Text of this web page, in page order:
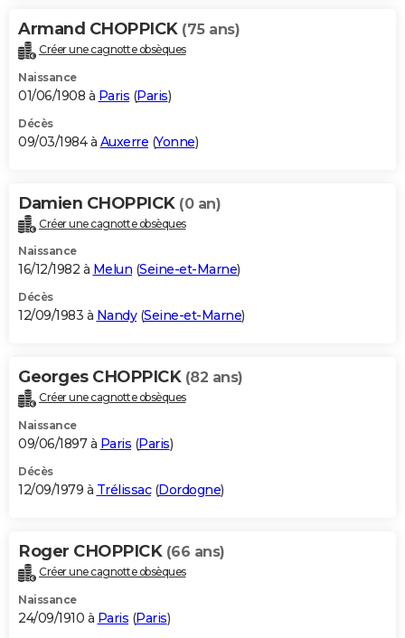
Armand CHOPPICK (75 ans)
Créer une cagnotte obsèques
Naissance
01/06/1908 à Paris (Paris)
Décès
09/03/1984 à Auxerre (Yonne)
Damien CHOPPICK (0 an)
Créer une cagnotte obsèques
Naissance
16/12/1982 à Melun (Seine-et-Marne)
Décès
12/09/1983 à Nandy(Seine-et-Marne)
Georges CHOPPICK (82 ans)
Créer une cagnotte obsèques
Naissance
09/06/1897 à Paris (Paris)
Décès
12/09/1979 à Trélissac(Dordogne)
Roger CHOPPICK (66 ans)
Créer une cagnotte obsèques
Naissance
24/09/1910 à Paris (Paris)